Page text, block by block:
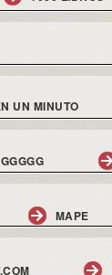
UN MINUTO
GGGGG
MAPE